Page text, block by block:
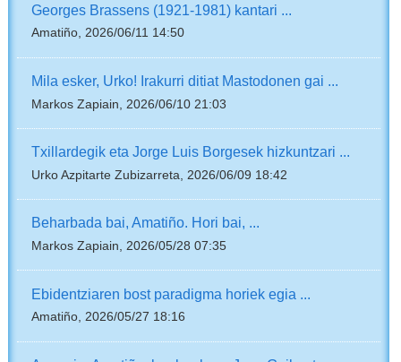
Georges Brassens (1921-1981) kantari ...
Amatiño, 2026/06/11 14:50
Mila esker, Urko! Irakurri ditiat Mastodonen gai ...
Markos Zapiain, 2026/06/10 21:03
Txillardegik eta Jorge Luis Borgesek hizkuntzari ...
Urko Azpitarte Zubizarreta, 2026/06/09 18:42
Beharbada bai, Amatiño. Hori bai, ...
Markos Zapiain, 2026/05/28 07:35
Ebidentziaren bost paradigma horiek egia ...
Amatiño, 2026/05/27 18:16